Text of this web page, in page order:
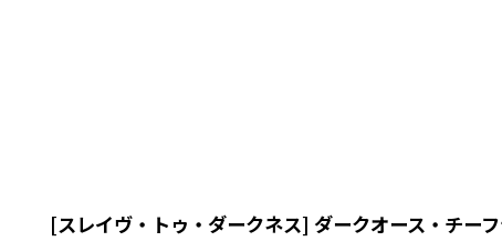
[スレイヴ・トゥ・ダークネス] ダークオース・チーフ